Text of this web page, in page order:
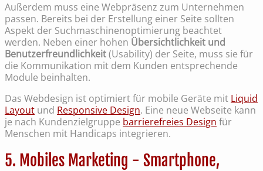
Außerdem muss eine Webpräsenz zum Unternehmen
passen. Bereits bei der Erstellung einer Seite sollten
Aspekt der Suchmaschinenoptimierung beachtet
werden. Neben einer hohen Übersichtlichkeit und
Benutzerfreundlichkeit(Usability) der Seite, muss sie für
die Kommunikation mit dem Kunden entsprechende
Module beinhalten.
Das Webdesign ist optimiert für mobile Geräte mit Liquid
Layout und Responsive Design. Eine neue Webseite kann
je nach Kundenzielgruppe barrierefreies Design für
Menschen mit Handicaps integrieren.
5. Mobiles Marketing - Smartphone,